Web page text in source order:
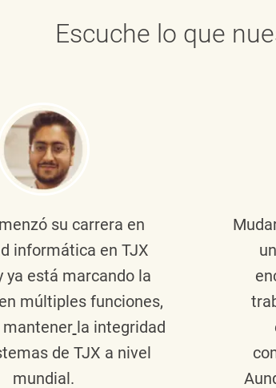
Escuche lo que
su carrera en
informática en TJX
ya está marcando la
múltiples funciones,
mantener la integridad
de TJX a nivel
mundial.